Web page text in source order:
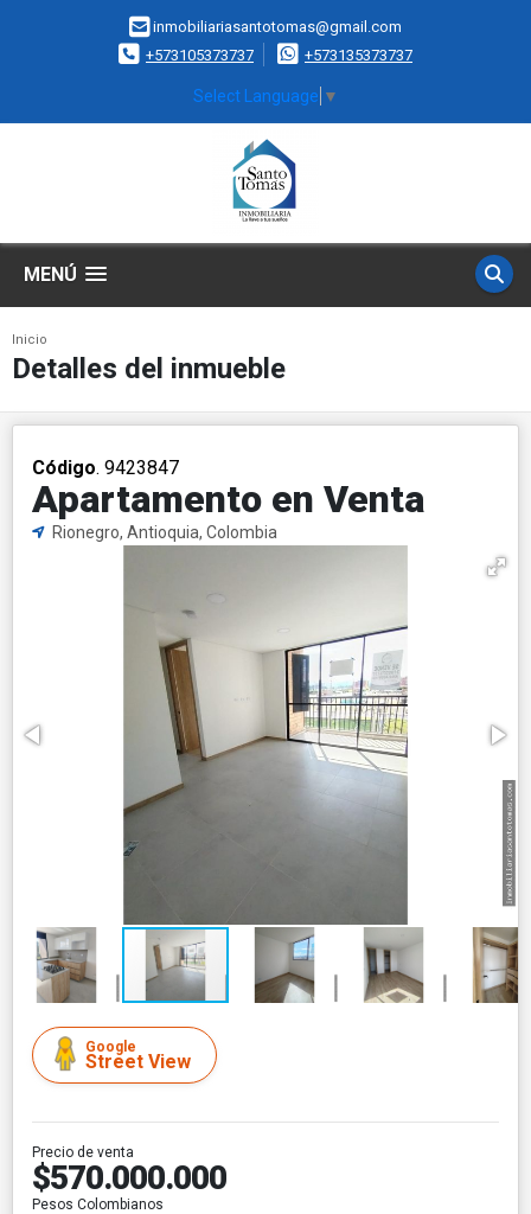
inmobiliariasantotomas@gmail.com
+573105373737
+573135373737
Select Language ▼
MENÚ
Inicio
Detalles del inmueble
Código. 9423847
Apartamento en Venta
Rionegro, Antioquia, Colombia
Google
Street View
Precio de venta
$570.000.000
Pesos Colombianos